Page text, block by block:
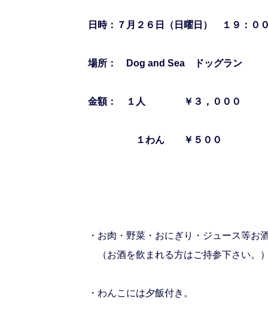
日時：７ 月２６日（日曜日） １９：０
場所： Dog and Sea ドッグラン
金額： １人 ￥３，０００
１わん ￥５００
・お肉・野菜・おにぎり・ジュース等お
（お酒を飲まれる方はご持参下さい。
・わんこには夕飯付き。